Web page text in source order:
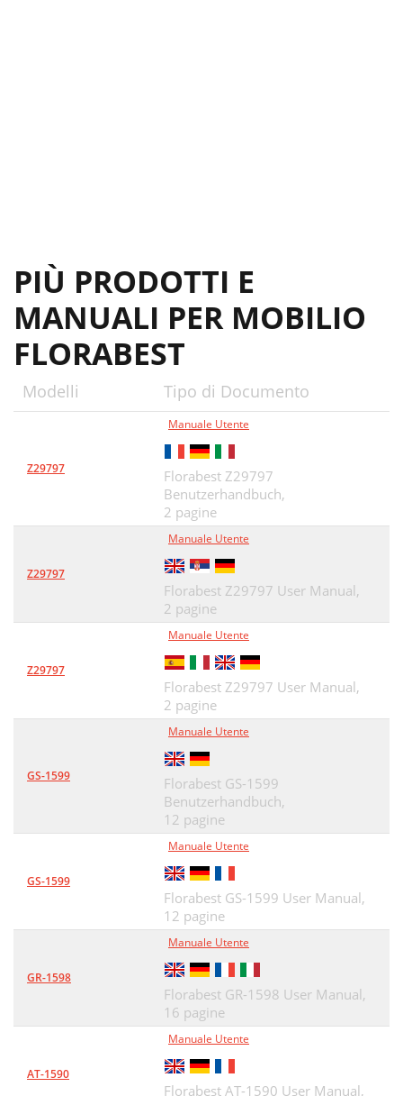
PIÙ PRODOTTI E
MANUALI PER MOBILIO
FLORABEST
Modelli Tipo di Documento
Z29797
Manuale Utente
Florabest Z29797
Benutzerhandbuch,
2 pagine
Z29797
Manuale Utente
Florabest Z29797 User Manual,
2 pagine
Z29797
Manuale Utente
Florabest Z29797 User Manual,
2 pagine
GS-1599
Manuale Utente
Florabest GS-1599
Benutzerhandbuch,
12 pagine
GS-1599
Manuale Utente
Florabest GS-1599 User Manual,
12 pagine
GR-1598
Manuale Utente
Florabest GR-1598 User Manual,
16 pagine
AT-1590
Manuale Utente
Florabest AT-1590 User Manual,